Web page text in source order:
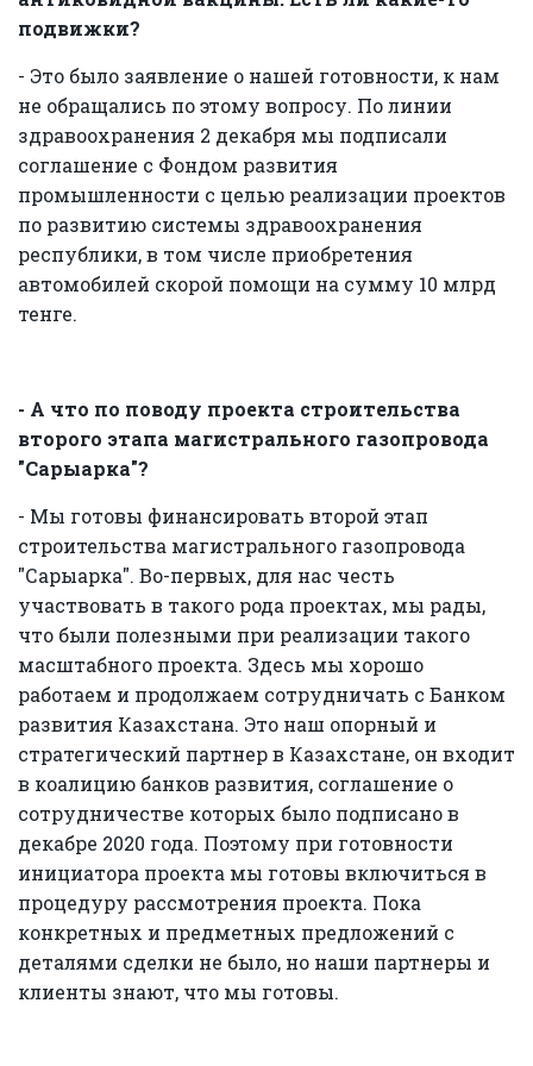
подвижки?
- Это было заявление о нашей готовности, к нам
не обращались по этому вопросу. По линии
здравоохранения 2 декабря мы подписали
соглашение с Фондом развития
промышленности с целью реализации проектов
по развитию системы здравоохранения
республики, в том числе приобретения
автомобилей скорой помощи на сумму 10 млрд
тенге.
- А что по поводу проекта строительства
второго этапа магистрального газопровода
"Сарыарка"?
- Мы готовы финансировать второй этап
строительства магистрального газопровода
"Сарыарка". Во-первых, для нас честь
участвовать в такого рода проектах, мы рады,
что были полезными при реализации такого
масштабного проекта. Здесь мы хорошо
работаем и продолжаем сотрудничать с Банком
развития Казахстана. Это наш опорный и
стратегический партнер в Казахстане, он входит
в коалицию банков развития, соглашение о
сотрудничестве которых было подписано в
декабре 2020 года. Поэтому при готовности
инициатора проекта мы готовы включиться в
процедуру рассмотрения проекта. Пока
конкретных и предметных предложений с
деталями сделки не было, но наши партнеры и
клиенты знают, что мы готовы.